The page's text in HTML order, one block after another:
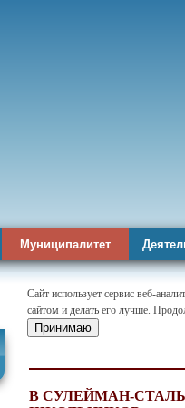
Муниципалитет
Сайт использует сервис веб-
сайтом и делать его лучше.
Принимаю
В СУЛЕЙМАН-